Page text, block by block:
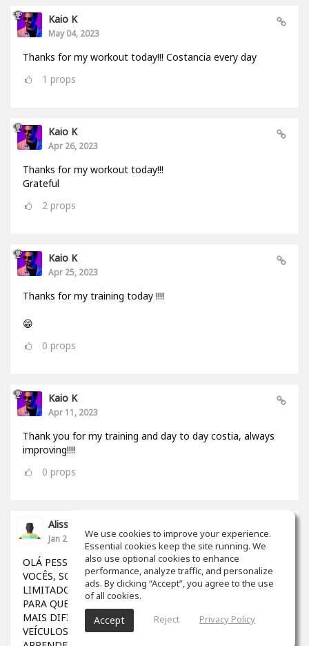
Kaio K
May 04, 2023
Thanks for my workout today!!! Costancia every day
1 props
Kaio K
Apr 26, 2023
Thanks for my workout today!!!
Grateful
2 props
Kaio K
Apr 25, 2023
Thanks for my training today !!!!
😁
0 props
Kaio K
Apr 11, 2023
Thank you for my training and day to day costia, always
improving!!!!
0 props
Alisson Felipe Fernandes
Jan 20, 2023
OLÁ PESSOAL GOSTARIA DE DIVIDIR UMA DÚVIDA COM
VOCÊS, SOU BRASILEIRO E OS ESTUDOS POR AQUI SÃO
LIMITADOS (Para quem não tem dinheiro), AINDA MAIS
PARA QUEM VIVE NA MARGEM DA SOCIEDADE, FICA
MAIS DIFÍCIL TER OPORTUNIDADES. GRAÇAS A OS
VEÍCULOS DE COMUNICAÇÃO, CONSEGUIMOS
We use cookies to improve your experience.
Essential cookies keep the site running. We
also use optional cookies to enhance
performance, analyze traffic, and personalize
ads. By clicking “Accept”, you agree to the use
of all cookies.
Accept Reject Privacy Policy